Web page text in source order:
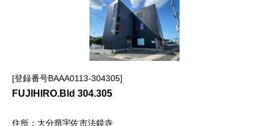
登録番号BAAA0113-304305
FUJIHIRO.Bld 304.305
大分県宇佐市法鏡寺